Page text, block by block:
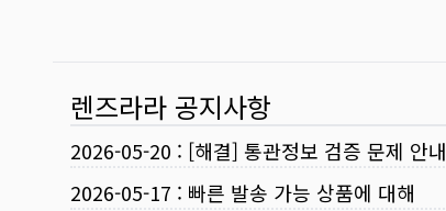
렌즈라라 공지사항
2026-05-20 : [해결] 통관정보 검증 문제 안내
2026-05-17 : 빠른 발송 가능 상품에 대해